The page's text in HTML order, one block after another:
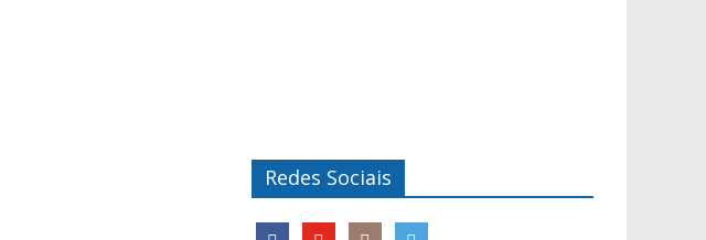
Redes Sociais